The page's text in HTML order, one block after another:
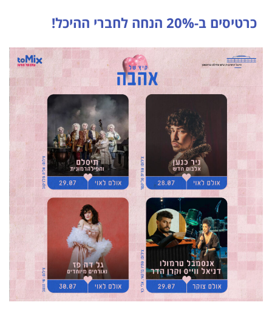
כרטיסים ב-20% הנחה לחברי ההיכל!